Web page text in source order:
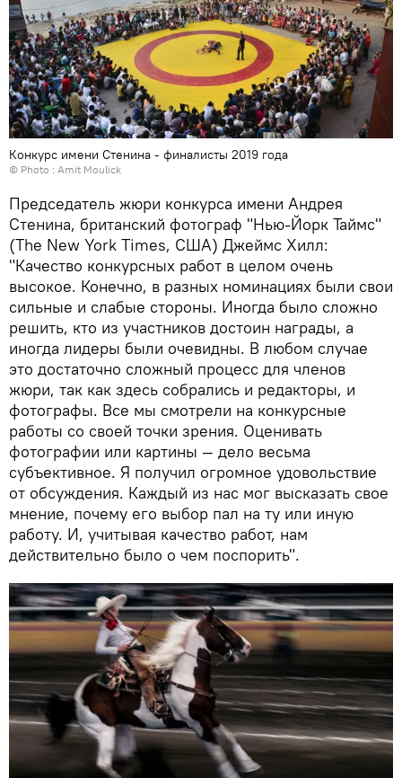
Конкурс имени Стенина - финалисты 2019 года
© Photo : Amit Moulick
Председатель жюри конкурса имени Андрея
Стенина, британский фотограф "Нью-Йорк Таймс"
(The New York Times, США) Джеймс Хилл:
"Качество конкурсных работ в целом очень
высокое. Конечно, в разных номинациях были свои
сильные и слабые стороны. Иногда было сложно
решить, кто из участников достоин награды, а
иногда лидеры были очевидны. В любом случае
это достаточно сложный процесс для членов
жюри, так как здесь собрались и редакторы, и
фотографы. Все мы смотрели на конкурсные
работы со своей точки зрения. Оценивать
фотографии или картины — дело весьма
субъективное. Я получил огромное удовольствие
от обсуждения. Каждый из нас мог высказать свое
мнение, почему его выбор пал на ту или иную
работу. И, учитывая качество работ, нам
действительно было о чем поспорить".